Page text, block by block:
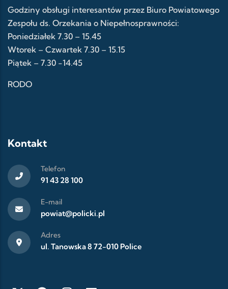
Godziny obsługi interesantów przez Biuro Powiatowego
Zespołu ds. Orzekania o Niepełnosprawności:
Poniedziałek 7.30 – 15.45
Wtorek – Czwartek 7.30 – 15.15
Piątek – 7.30 -14.45
RODO
Kontakt
Telefon
91 43 28 100
E-mail
powiat@policki.pl
Adres
ul. Tanowska 8 72-010 Police